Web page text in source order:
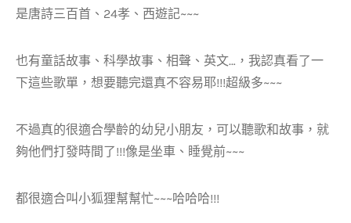
是唐詩三百首、24孝、西遊記~~~
也有童話故事、科學故事、相聲、英文…，我認真看了一
下這些歌單，想要聽完還真不容易耶!!!超級多~~~
不過真的很適合學齡的幼兒小朋友，可以聽歌和故事，就
夠他們打發時間了!!!像是坐車、睡覺前~~~
都很適合叫小狐狸幫幫忙~~~哈哈哈!!!